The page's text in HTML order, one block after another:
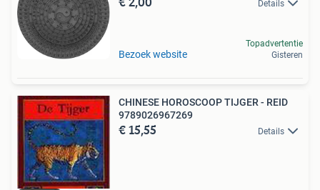
Details
Bezoek website
Topadvertentie
Gisteren
CHINESE HOROSCOOP TIJGER - REID
9789026967269
€ 15,55 Details